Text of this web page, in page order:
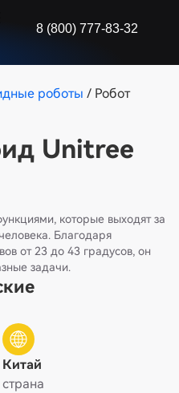
8 (800) 777-83-32
роботы / Робот
Unitree
которые выходят за
Благодаря
от 23 до 43 градусов, он
задачи.
Китай
страна